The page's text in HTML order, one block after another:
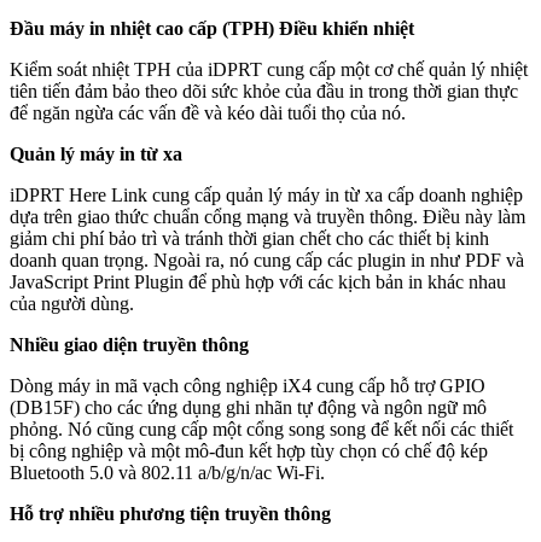
Đầu máy in nhiệt cao cấp (TPH) Điều khiển nhiệt
Kiểm soát nhiệt TPH của iDPRT cung cấp một cơ chế quản lý nhiệt
tiên tiến đảm bảo theo dõi sức khỏe của đầu in trong thời gian thực
để ngăn ngừa các vấn đề và kéo dài tuổi thọ của nó.
Quản lý máy in từ xa
iDPRT Here Link cung cấp quản lý máy in từ xa cấp doanh nghiệp
dựa trên giao thức chuẩn cổng mạng và truyền thông. Điều này làm
giảm chi phí bảo trì và tránh thời gian chết cho các thiết bị kinh
doanh quan trọng. Ngoài ra, nó cung cấp các plugin in như PDF và
JavaScript Print Plugin để phù hợp với các kịch bản in khác nhau
của người dùng.
Nhiều giao diện truyền thông
Dòng máy in mã vạch công nghiệp iX4 cung cấp hỗ trợ GPIO
(DB15F) cho các ứng dụng ghi nhãn tự động và ngôn ngữ mô
phỏng. Nó cũng cung cấp một cổng song song để kết nối các thiết
bị công nghiệp và một mô-đun kết hợp tùy chọn có chế độ kép
Bluetooth 5.0 và 802.11 a/b/g/n/ac Wi-Fi.
Hỗ trợ nhiều phương tiện truyền thông